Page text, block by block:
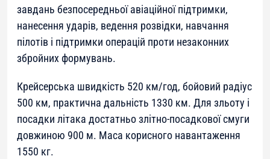
завдань безпосередньої авіаційної підтримки,
нанесення ударів, ведення розвідки, навчання
пілотів і підтримки операцій проти незаконних
збройних формувань.
Крейсерська швидкість 520 км/год, бойовий радіус
500 км, практична дальність 1330 км. Для зльоту і
посадки літака достатньо злітно-посадкової смуги
довжиною 900 м. Маса корисного навантаження
1550 кг.